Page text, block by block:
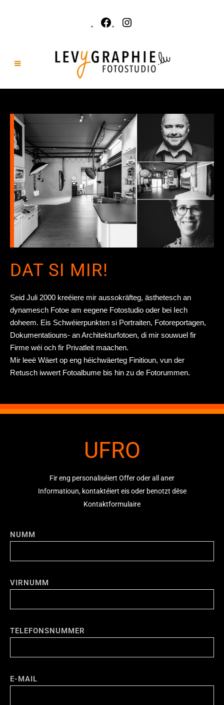
Contact
DAT SI MIR!
Seid Juli 2000 kreéiere mir aussokräfteg, ästhetesch an
dynamesch Fotoe am eegene Fotostudio oder bei Iech
doheem. Eis Schwéierpunkten si Portraiten, Fotoreportagen,
Dokumentatiouns- an Architekturfotoen, di mir souwuel fir
Firme wéi och fir Privatleit maachen.
Mir leeë Wäert op eng héichwäerteg Finitioun, vun der
Retusch iwwert Fotoalbume bis hin zu de Fotorummen.
UFRO
Fir eng personaliséiert Offer oder all aner
Informatioun, kontaktéiert eis oder benotzt dëse
Kontaktformulaire
NUMM
VIRNUMM
TELEFONSNUMMER
E-MAIL